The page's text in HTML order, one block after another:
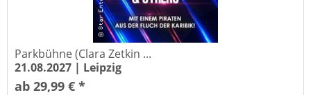
Parkbühne (Clara Zetkin ...
21.08.2027 | Leipzig
ab 29,99 € *